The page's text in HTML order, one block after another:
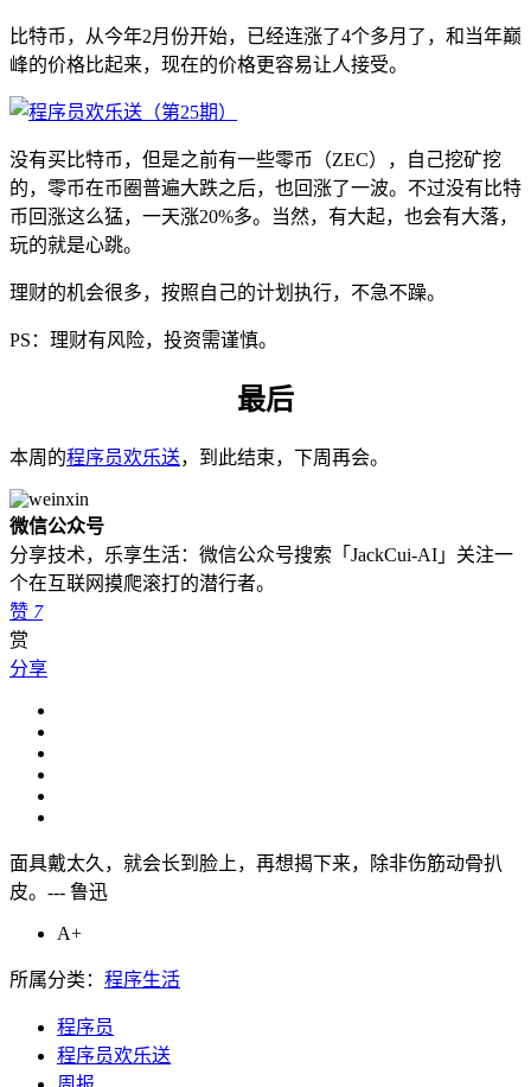
比特币，从今年2月份开始，已经连涨了4个多月了，和当年巅
峰的价格比起来，现在的价格更容易让人接受。
没有买比特币，但是之前有一些零币（ZEC），自己挖矿挖
的，零币在币圈普遍大跌之后，也回涨了一波。不过没有比特
币回涨这么猛，一天涨20%多。当然，有大起，也会有大落，
玩的就是心跳。
理财的机会很多，按照自己的计划执行，不急不躁。
PS：理财有风险，投资需谨慎。
最后
本周的程序员欢乐送，到此结束，下周再会。
微信公众号
分享技术，乐享生活：微信公众号搜索「JackCui-AI」关注一
个在互联网摸爬滚打的潜行者。
赞 7
赏
分享
面具戴太久，就会长到脸上，再想揭下来，除非伤筋动骨扒
皮。--- 鲁迅
A+
所属分类： 程序生活
程序员
程序员欢乐送